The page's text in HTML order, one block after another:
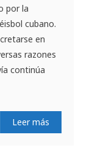
por la
cubano.
en
razones
continúa
Leer más